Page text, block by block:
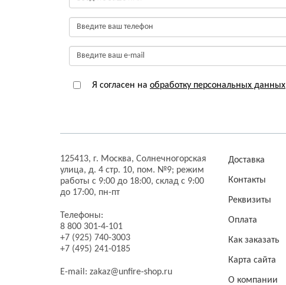
Я согласен на обработку персональных данных
125413, г. Москва, Солнечногорская
улица, д. 4 стр. 10, пом. №9; режим
работы с 9:00 до 18:00, склад с 9:00
до 17:00, пн-пт
Телефоны:
8 800 301-4-101
+7 (925) 740-3003
+7 (495) 241-0185
E-mail: zakaz@unfire-shop.ru
Доставка
Контакты
Реквизиты
Оплата
Как заказать
Карта сайта
О компании